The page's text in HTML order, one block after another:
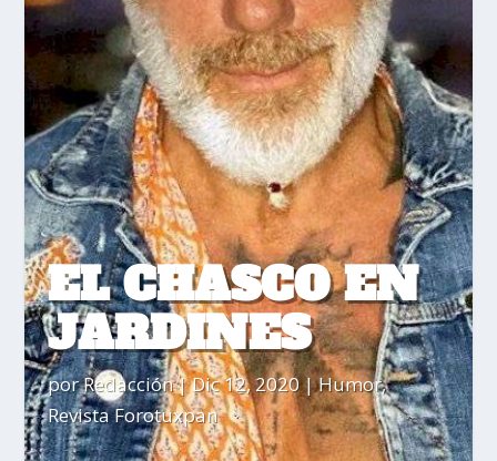
EL CHASCO EN
JARDINES
porRedacción|Dic 12, 2020|Humor,
Revista Forotuxpan